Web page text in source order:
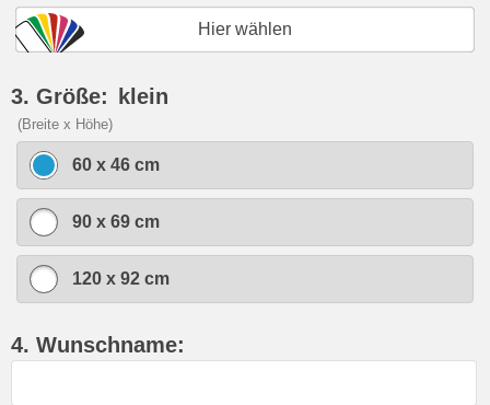
Hier wählen
3. Größe: klein
(Breite x Höhe)
60 x 46 cm
90 x 69 cm
120 x 92 cm
4. Wunschname: